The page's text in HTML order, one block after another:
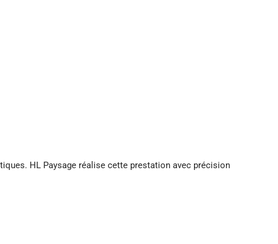
HL Paysage réalise cette prestation avec précision